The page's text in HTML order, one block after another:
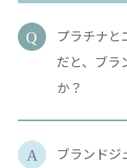
プラチナと
だと、ブラ
か？
ブランドジ